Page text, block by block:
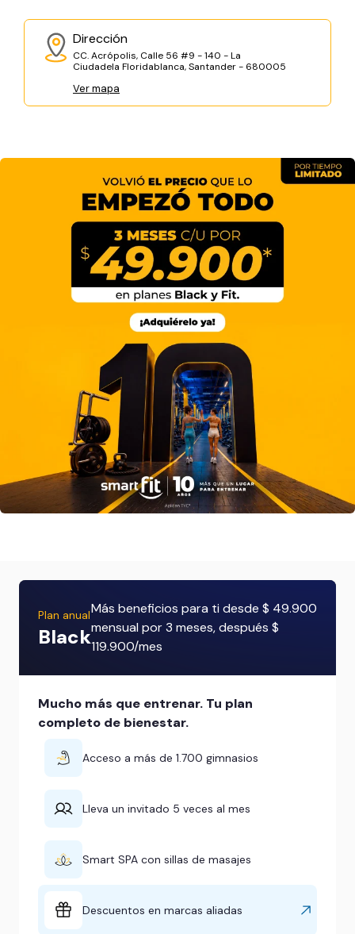
Dirección
CC. Acrópolis, Calle 56 #9 - 140 - La
Ciudadela Floridablanca, Santander - 680005
Ver mapa
Plan anual
Black
Más beneficios para ti desde $ 49.900
mensual por 3 meses, después $
119.900/mes
Mucho más que entrenar. Tu plan
completo de bienestar.
Acceso a más de 1.700 gimnasios
Lleva un invitado 5 veces al mes
Smart SPA con sillas de masajes
Descuentos en marcas aliadas